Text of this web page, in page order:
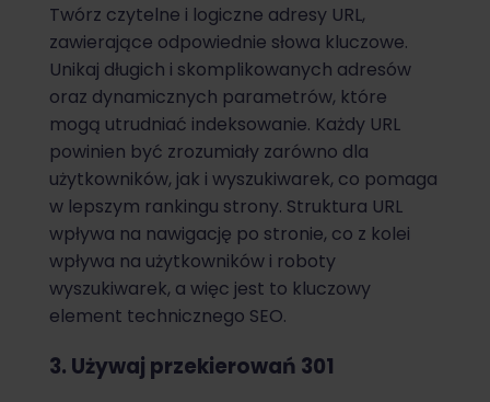
Twórz czytelne i logiczne adresy URL,
zawierające odpowiednie słowa kluczowe.
Unikaj długich i skomplikowanych adresów
oraz dynamicznych parametrów, które
mogą utrudniać indeksowanie. Każdy URL
powinien być zrozumiały zarówno dla
użytkowników, jak i wyszukiwarek, co pomaga
w lepszym rankingu strony. Struktura URL
wpływa na nawigację po stronie, co z kolei
wpływa na użytkowników i roboty
wyszukiwarek, a więc jest to kluczowy
element technicznego SEO.
3. Używaj przekierowań 301